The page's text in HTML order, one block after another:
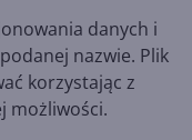
danych i
nazwie. Plik
korzystając z
możliwości.